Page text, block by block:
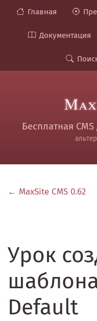
Главная
Документация
Бесплатная
← MaxSite CMS 0.62
Урок
Default